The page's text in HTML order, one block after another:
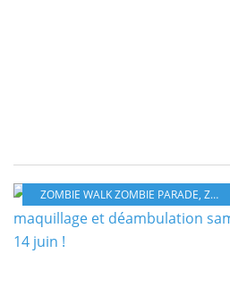
ZOMBIE WALK ZOMBIE PARADE, ZOMBIES